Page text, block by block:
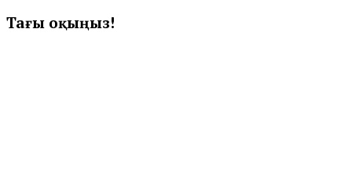
Тағы оқыңыз!